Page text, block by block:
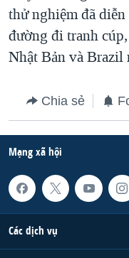
NGƯ DÂN VIỆT VÀ
BÊN KIA QUỐC LỘ:
thử nghiệm đã
đường đi tranh
Nhật Bản và Brazil
Chia sẻ
Mạng xã hội
Các dịch vụ